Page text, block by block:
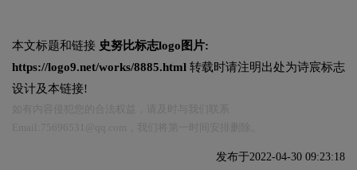
本文标题和链接 史努比标志logo图片:
https://logo9.net/works/8885.html 转载时请注明出处为诗宸标志
设计及本链接!
发布于2022-04-30 09:23:18